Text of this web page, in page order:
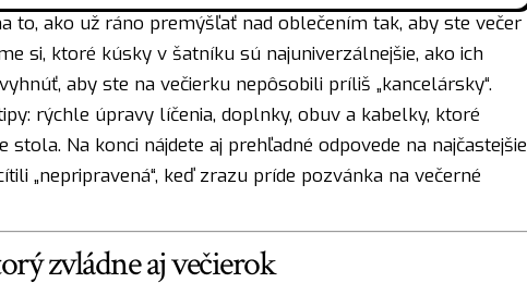
to, ako už ráno premýšľať nad oblečením tak, aby ste večer
si, ktoré kúsky v šatníku sú najuniverzálnejšie, ako ich
aby ste na večierku nepôsobili príliš „kancelársky“.
rýchle úpravy líčenia, doplnky, obuv a kabelky, ktoré
Na konci nájdete aj prehľadné odpovede na najčastejšie
„nepripravená“, keď zrazu príde pozvánka na večerné
zvládne aj večierok